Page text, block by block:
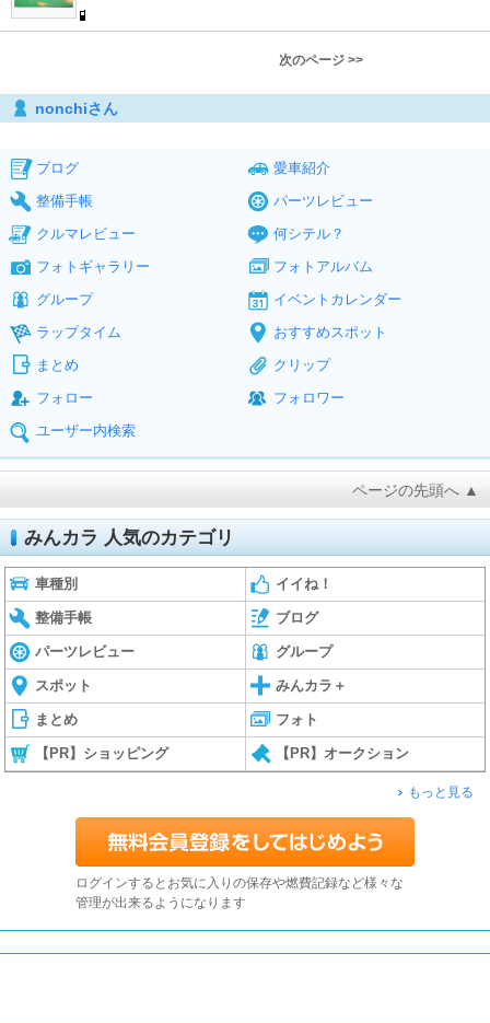
次のページ >>
nonchiさん
ブログ
愛車紹介
整備手帳
パーツレビュー
クルマレビュー
何シテル？
フォトギャラリー
フォトアルバム
グループ
イベントカレンダー
ラップタイム
おすすめスポット
まとめ
クリップ
フォロー
フォロワー
ユーザー内検索
ページの先頭へ ▲
みんカラ 人気のカテゴリ
車種別 イイね！
整備手帳 ブログ
パーツレビュー グループ
スポット みんカラ＋
まとめ フォト
【PR】ショッピング 【PR】オークション
もっと見る
ログインするとお気に入りの保存や燃費記録など様々な
管理が出来るようになります